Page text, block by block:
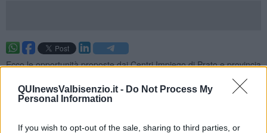
QUInewsValbisenzio.it - Do Not Process My
Personal Information
If you wish to opt-out of the sale, sharing to third parties, or
Ecco le opportunità proposte dai Centri Impiego di Prato e provincia
per la settimana 26 del 2026 (dal 28 June 2026 al 04 July 2026),
lavori a tempo indeterminato e determinato ed apprendistato.
Per vedere tutte le offerte di lavoro
Questa settimana: